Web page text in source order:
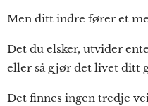
Men ditt indre fører et
Det du elsker, utvider
eller så gjør det livet ditt
Det finnes ingen tredje